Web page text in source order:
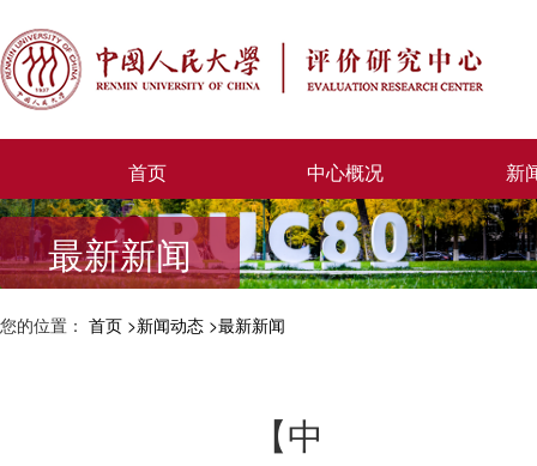
首页 中心概况 新
最新新闻
您的位置： 首页 新闻动态 最新新闻
【中